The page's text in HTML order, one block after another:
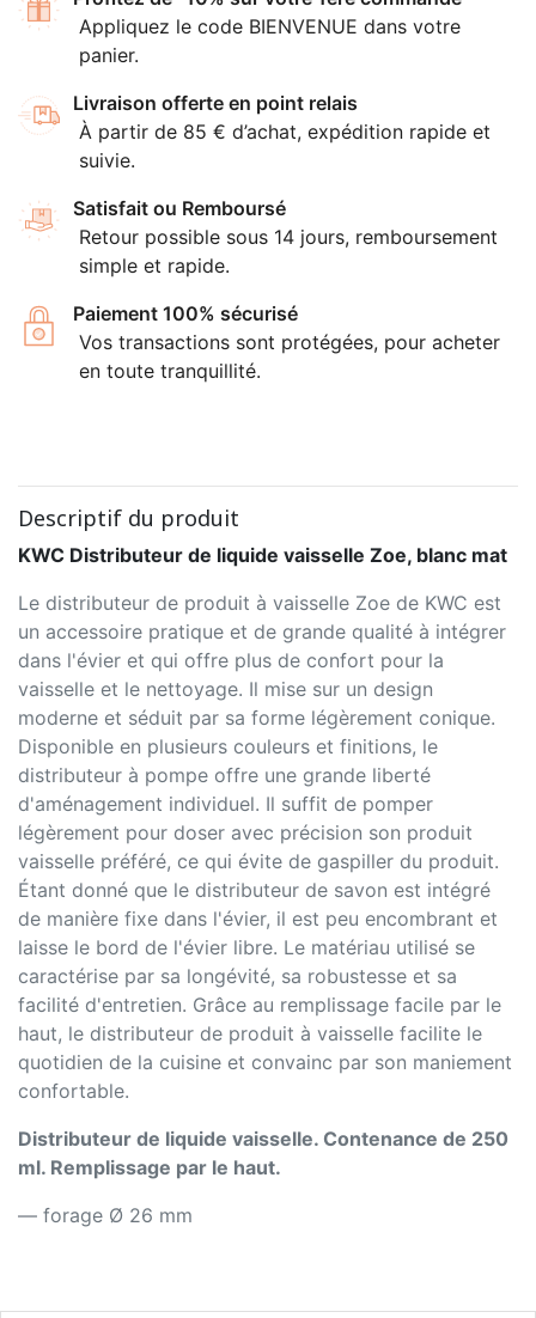
Appliquez le code BIENVENUE dans votre
panier.
Livraison offerte en point relais
À partir de 85 € d’achat, expédition rapide et
suivie.
Satisfait ou Remboursé
Retour possible sous 14 jours, remboursement
simple et rapide.
Paiement 100% sécurisé
Vos transactions sont protégées, pour acheter
en toute tranquillité.
Descriptif du produit
KWC Distributeur de liquide vaisselle Zoe, blanc mat
Le distributeur de produit à vaisselle Zoe de KWC est
un accessoire pratique et de grande qualité à intégrer
dans l'évier et qui offre plus de confort pour la
vaisselle et le nettoyage. Il mise sur un design
moderne et séduit par sa forme légèrement conique.
Disponible en plusieurs couleurs et finitions, le
distributeur à pompe offre une grande liberté
d'aménagement individuel. Il suffit de pomper
légèrement pour doser avec précision son produit
vaisselle préféré, ce qui évite de gaspiller du produit.
Étant donné que le distributeur de savon est intégré
de manière fixe dans l'évier, il est peu encombrant et
laisse le bord de l'évier libre. Le matériau utilisé se
caractérise par sa longévité, sa robustesse et sa
facilité d'entretien. Grâce au remplissage facile par le
haut, le distributeur de produit à vaisselle facilite le
quotidien de la cuisine et convainc par son maniement
confortable.
Distributeur de liquide vaisselle. Contenance de 250
ml. Remplissage par le haut.
— forage Ø 26 mm